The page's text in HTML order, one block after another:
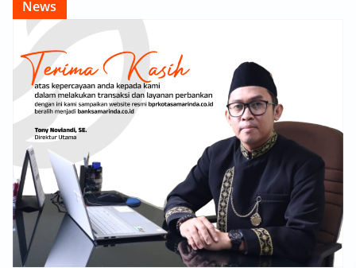
News